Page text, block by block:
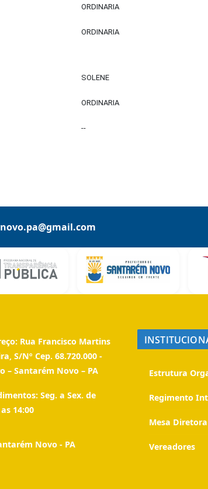
ORDINARIA
ORDINARIA
SOLENE
ORDINARIA
--
Rua Francisco Martins
S/Nº Cep. 68.720.000 -
– Santarém Novo – PA
Seg. a Sex. de
14:00
Novo - PA
Estrutura
Regimento
Mesa Diretora
Vereadores